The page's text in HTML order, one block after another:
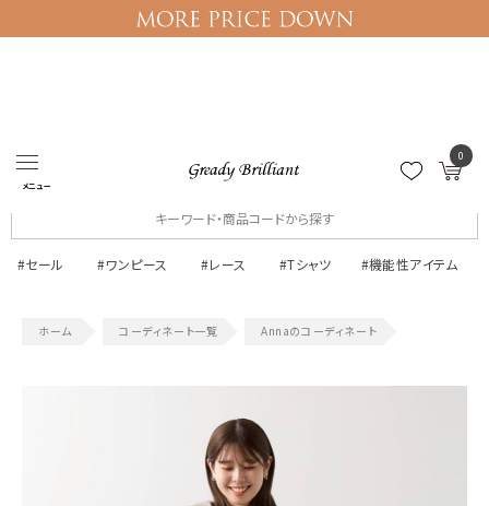
メニュー
0
ログイン マイページ
#セール #ワンピース #レース #Tシャツ #機能性アイテム
コーディネート一覧 Annaのコーディネート